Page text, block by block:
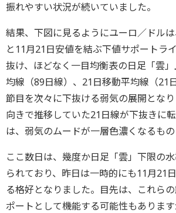
振れやすい状況が続いていました。
結果、下図に見るようにユーロ／ドル
と11月21日安値を結ぶ下値サポートラ
抜け、ほどなく一目均衡表の日足「雲
均線（89日線）、21日移動平均線（21
節目を次々に下抜ける弱気の展開とな
向きで推移していた21日線が下抜きに
は、弱気のムードが一層色濃くなるもの
ここ数日は、幾度か日足「雲」下限の
られており、昨日は一時的にも11月21
る格好となりました。目先は、これら
ポートとして機能する可能性もありま